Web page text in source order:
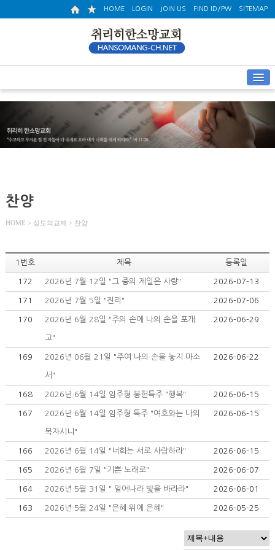
HOME LOGIN JOIN US FIND ID/PW SITEMAP
찬양
HOME > 성도의교제 > 찬양
1번호 제목 등록일
172 2026년 7월 12일 "그 중의 제일은 사랑" 2026-07-13
171 2026년 7월 5일 "진리" 2026-07-06
170 2026년 6월 28일 "주의 손에 나의 손을 포개
고"
2026-06-29
169 2026년 06월 21일 "주여 나의 손을 놓지 마소
서"
2026-06-22
168 2026년 6월 14일 임주형 봉헌특주 "행복" 2026-06-15
167 2026년 6월 14일 임주형 특주 "여호와는 나의
목자시니"
2026-06-15
166 2026년 6월 14일 "너희는 서로 사랑하라" 2026-06-15
165 2026년 6월 7일 "기쁜 노래로" 2026-06-07
164 2026년 5월 31일 " 일어나라 빛을 바라라" 2026-06-01
163 2026년 5월 24일 "은혜 위에 은혜" 2026-05-25